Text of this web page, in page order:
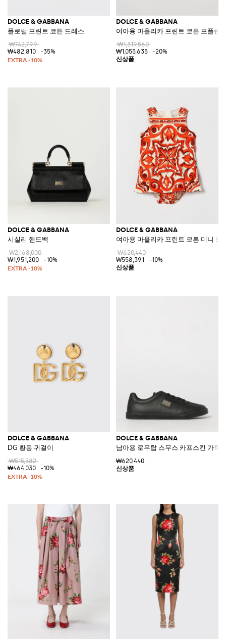
DOLCE & GABBANA
플로럴 프린트 코튼 드레스
₩742,799
₩482,810
-35%
DOLCE & GABBANA
여아용 마욜리카 프린트 코튼 포플린
₩1,319,560
₩1,055,635
-20%
DOLCE & GABBANA
시실리 핸드백
₩2,168,000
₩1,951,200
-10%
DOLCE & GABBANA
여아용 마욜리카 프린트 코튼 미니 드
₩620,440
₩558,391
-10%
DOLCE & GABBANA
DG 황동 귀걸이
₩515,582
₩464,030
-10%
DOLCE & GABBANA
남아용 로우탑 스무스 카프스킨 가죽
₩620,440